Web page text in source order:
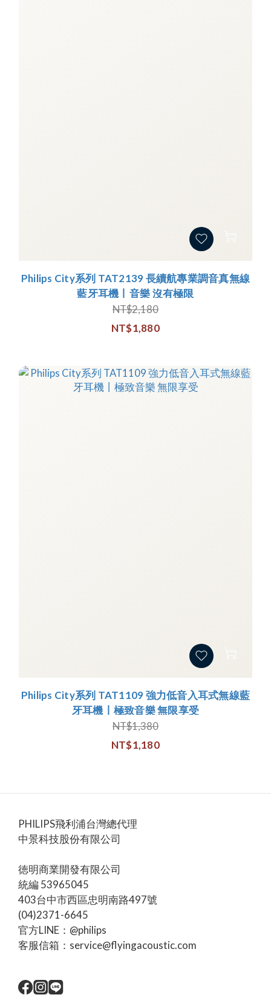
Philips City系列 TAT2139 長續航專業調音真無線
藍牙耳機丨音樂 沒有極限
NT$2,180
NT$1,880
Philips City系列 TAT1109 強力低音入耳式無線藍
牙耳機丨極致音樂 無限享受
NT$1,380
NT$1,180
PHILIPS飛利浦台灣總代理
中景科技股份有限公司
徳明商業開發有限公司
統編 53965045
403台中市西區忠明南路497號
(04)2371-6645
官方LINE：@philips
客服信箱：service@flyingacoustic.com